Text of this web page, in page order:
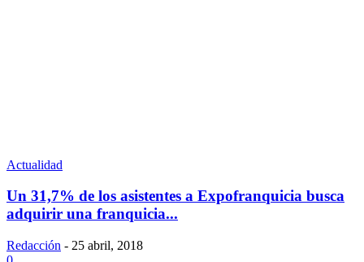
Actualidad
Un 31,7% de los asistentes a Expofranquicia busca
adquirir una franquicia...
Redacción - 25 abril, 2018